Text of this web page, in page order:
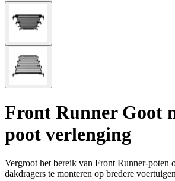
Front Runner Goot
poot verlenging
Vergroot het bereik van Front Runner-poten
dakdragers te monteren op bredere